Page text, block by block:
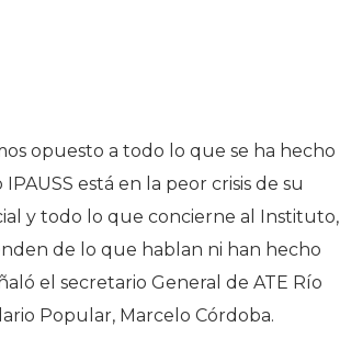
opuesto a todo lo que se ha hecho
está en la peor crisis de su
y todo lo que concierne al Instituto,
de lo que hablan ni han hecho
el secretario General de ATE Río
Popular, Marcelo Córdoba.